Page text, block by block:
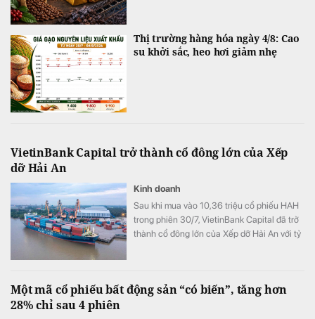
Thị trường hàng hóa ngày 4/8: Cao
su khởi sắc, heo hơi giảm nhẹ
VietinBank Capital trở thành cổ đông lớn của Xếp
dỡ Hải An
Kinh doanh
Sau khi mua vào 10,36 triệu cổ phiếu HAH
trong phiên 30/7, VietinBank Capital đã trở
thành cổ đông lớn của Xếp dỡ Hải An với tỷ
Một mã cổ phiếu bất động sản “có biến”, tăng hơn
28% chỉ sau 4 phiên